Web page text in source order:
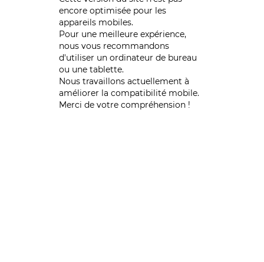
encore optimisée pour les
appareils mobiles.
Pour une meilleure expérience,
nous vous recommandons
d'utiliser un ordinateur de bureau
ou une tablette.
Nous travaillons actuellement à
améliorer la compatibilité mobile.
Merci de votre compréhension !